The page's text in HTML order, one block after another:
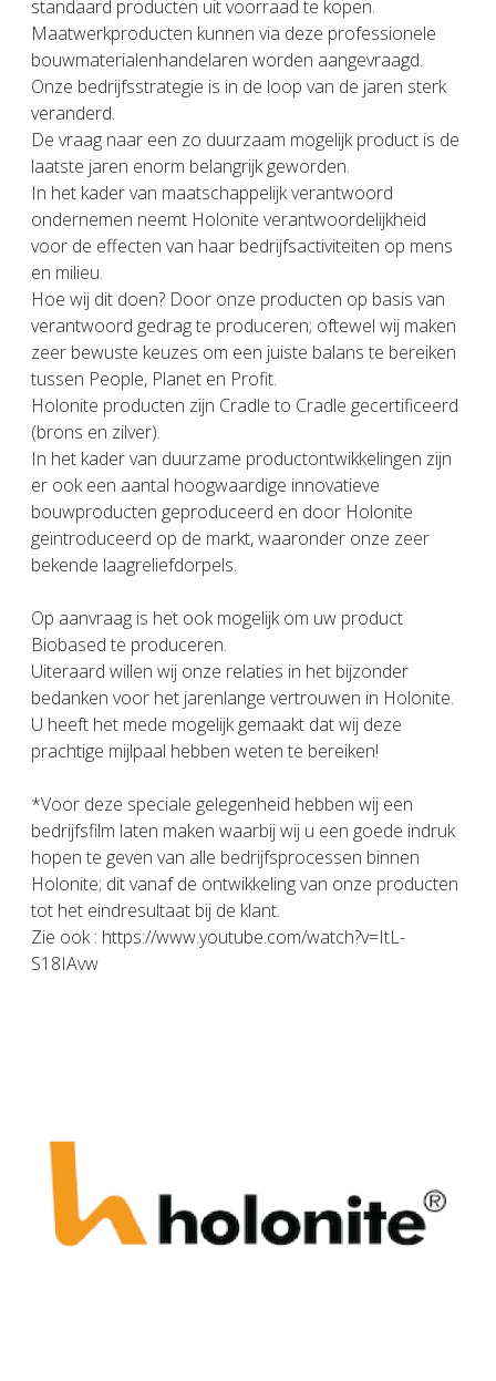
standaard producten uit voorraad te kopen.
Maatwerkproducten kunnen via deze professionele
bouwmaterialenhandelaren worden aangevraagd.
Onze bedrijfsstrategie is in de loop van de jaren sterk
veranderd.
De vraag naar een zo duurzaam mogelijk product is de
laatste jaren enorm belangrijk geworden.
In het kader van maatschappelijk verantwoord
ondernemen neemt Holonite verantwoordelijkheid
voor de effecten van haar bedrijfsactiviteiten op mens
en milieu.
Hoe wij dit doen? Door onze producten op basis van
verantwoord gedrag te produceren; oftewel wij maken
zeer bewuste keuzes om een juiste balans te bereiken
tussen People, Planet en Profit.
Holonite producten zijn Cradle to Cradle gecertificeerd
(brons en zilver).
In het kader van duurzame productontwikkelingen zijn
er ook een aantal hoogwaardige innovatieve
bouwproducten geproduceerd en door Holonite
geïntroduceerd op de markt, waaronder onze zeer
bekende laagreliefdorpels.
Op aanvraag is het ook mogelijk om uw product
Biobased te produceren.
Uiteraard willen wij onze relaties in het bijzonder
bedanken voor het jarenlange vertrouwen in Holonite.
U heeft het mede mogelijk gemaakt dat wij deze
prachtige mijlpaal hebben weten te bereiken!
*Voor deze speciale gelegenheid hebben wij een
bedrijfsfilm laten maken waarbij wij u een goede indruk
hopen te geven van alle bedrijfsprocessen binnen
Holonite; dit vanaf de ontwikkeling van onze producten
tot het eindresultaat bij de klant.
Zie ook : https://www.youtube.com/watch?v=ItL-
S18IAvw